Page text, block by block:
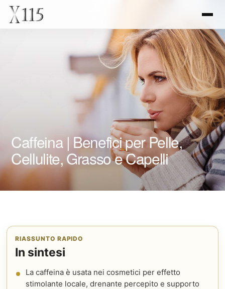
Caffeina | Benefici per Pelle,
Cellulite, Grasso e Capelli
RIASSUNTO RAPIDO
In sintesi
La caffeina è usata nei cosmetici per effetto
stimolante locale, drenante percepito e supporto